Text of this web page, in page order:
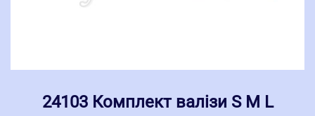
24103 Комплект валізи S M L